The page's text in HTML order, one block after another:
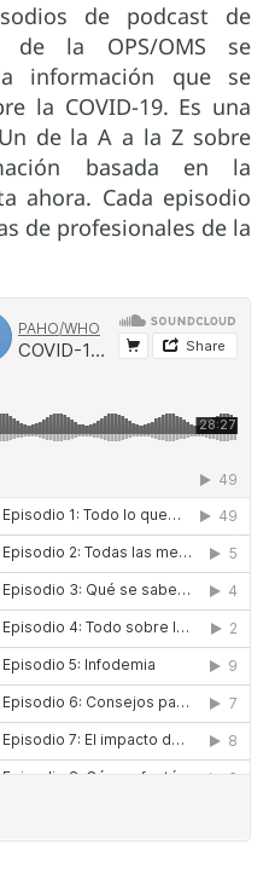
de podcast de
la OPS/OMS se
información que se
la COVID-19. Es una
de la A a la Z sobre
basada en la
ahora. Cada episodio
de profesionales de la